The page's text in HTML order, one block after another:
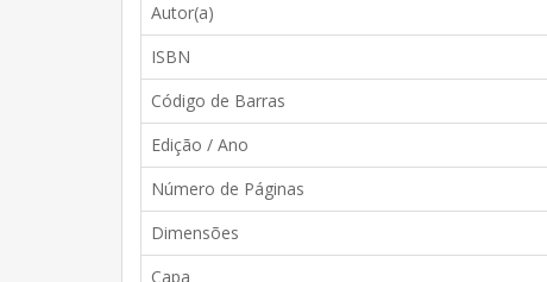
Autor(a)
ISBN
Código de Barras
Edição / Ano
Número de Páginas
Dimensões
Capa